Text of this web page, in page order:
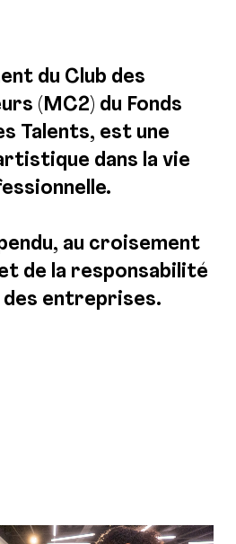
du Club des
(MC2) du Fonds
Talents, est une
dans la vie
au croisement
de la responsabilité
entreprises.